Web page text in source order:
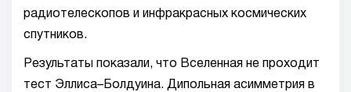
радиотелескопов и инфракрасных космических
спутников.
Результаты показали, что Вселенная не проходит
тест Эллиса–Болдуина. Дипольная асимметрия в